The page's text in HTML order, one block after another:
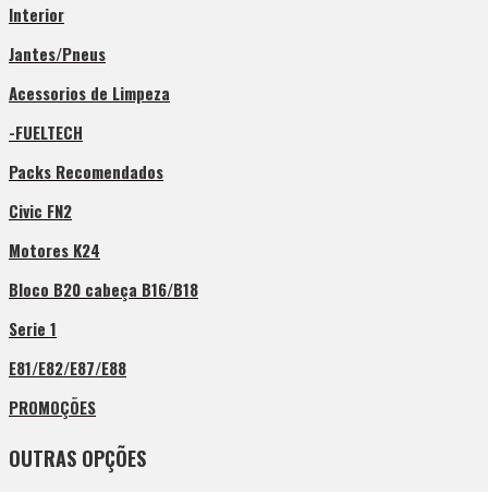
Interior
Jantes/Pneus
Acessorios de Limpeza
-FUELTECH
Packs Recomendados
Civic FN2
Motores K24
Bloco B20 cabeça B16/B18
Serie 1
E81/E82/E87/E88
PROMOÇÕES
OUTRAS OPÇÕES